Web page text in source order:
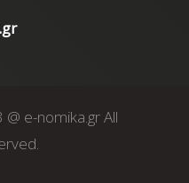
e-nomika.gr All